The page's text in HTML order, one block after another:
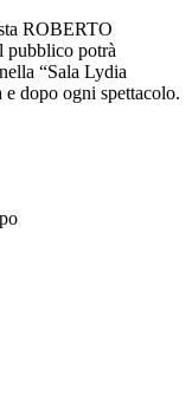
ROBERTO
potrà
“Sala Lydia
dopo ogni spettacolo.